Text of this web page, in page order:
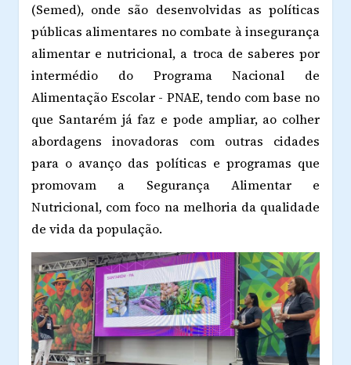
(Semed), onde são desenvolvidas as políticas
públicas alimentares no combate à insegurança
alimentar e nutricional, a troca de saberes por
intermédio do Programa Nacional de
Alimentação Escolar - PNAE, tendo com base no
que Santarém já faz e pode ampliar, ao colher
abordagens inovadoras com outras cidades
para o avanço das políticas e programas que
promovam a Segurança Alimentar e
Nutricional, com foco na melhoria da qualidade
de vida da população.